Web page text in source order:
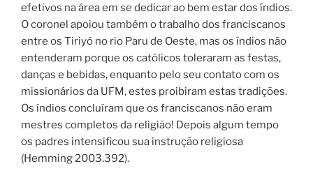
efetivos na área em se dedicar ao bem estar dos índios.
O coronel apoiou também o trabalho dos franciscanos
entre os Tiriyó no rio Paru de Oeste, mas os índios não
entenderam porque os católicos toleraram as festas,
danças e bebidas, enquanto pelo seu contato com os
missionários da UFM, estes proibiram estas tradições.
Os índios concluíram que os franciscanos não eram
mestres completos da religião! Depois algum tempo
os padres intensificou sua instrução religiosa
(Hemming 2003.392).